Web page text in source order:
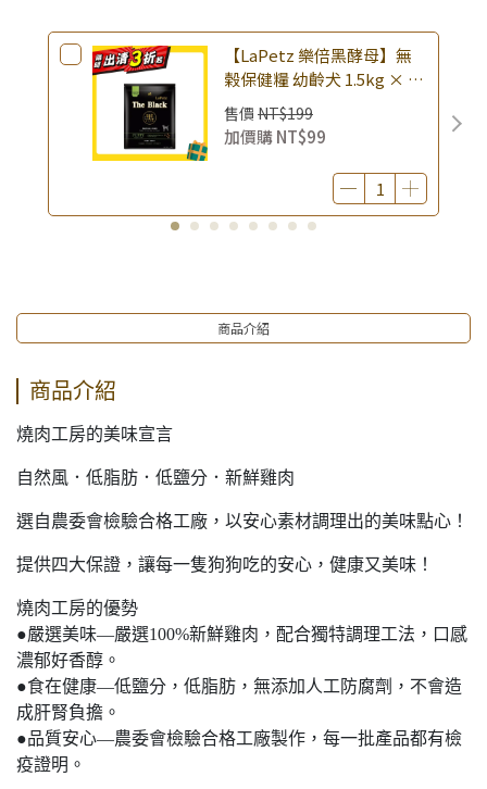
【LaPetz 樂倍黑酵母】無
榖保健糧 幼齡犬 1.5kg × 包
｜(廠效期20260818) 狗乾糧
狗飼料 幼犬飼料 無穀配方｜
即期品
售價 NT$199
加價購NT$99
商品介紹
商品介紹
燒肉工房的美味宣言
自然風．低脂肪．低鹽分．新鮮雞肉
選自農委會檢驗合格工廠，以安心素材調理出的美味點心！
提供四大保證，讓每一隻狗狗吃的安心，健康又美味！
燒肉工房的優勢
●嚴選美味—嚴選100%新鮮雞肉，配合獨特調理工法，口感
濃郁好香醇。
●食在健康—低鹽分，低脂肪，無添加人工防腐劑，不會造
成肝腎負擔。
●品質安心—農委會檢驗合格工廠製作，每一批產品都有檢
疫證明。